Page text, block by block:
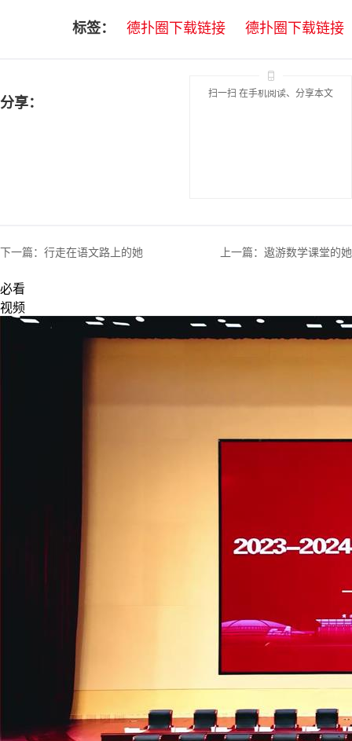
标签： 德扑圈下载链接 德扑圈下载链接
分享：
扫一扫 在手机阅读、分享本文
上一篇： 遨游数学课堂的她
下一篇： 行走在语文路上的她
必看
视频